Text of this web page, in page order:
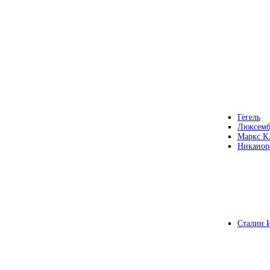
Гегель
Маркс К.
Сталин